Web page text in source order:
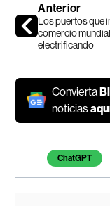
Anterior
Los puertos que
comercio
electrificando
Convierta
noticias
Temas de este
ChatGPT